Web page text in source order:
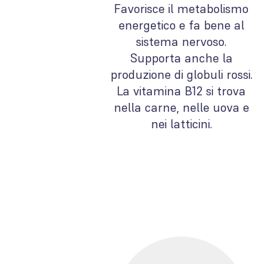
Favorisce il metabolismo
energetico e fa bene al
sistema nervoso.
Supporta anche la
produzione di globuli rossi.
La vitamina B12 si trova
nella carne, nelle uova e
nei latticini.